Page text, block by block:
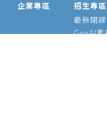
企業專區
招生專區
最新開課
GenAI素